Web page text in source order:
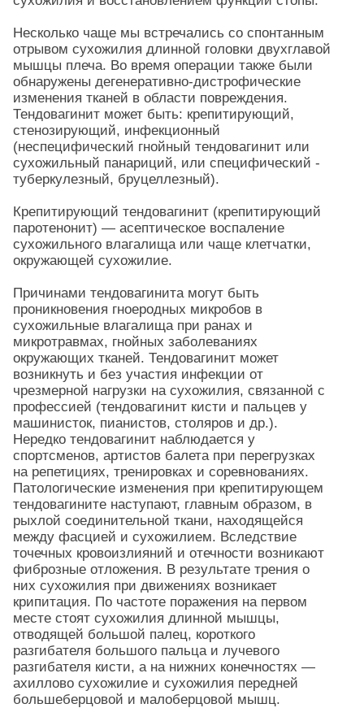
Несколько чаще мы встречались со спонтанным
отрывом сухожилия длинной головки двухглавой
мышцы плеча. Во время операции также были
обнаружены дегенеративно-дистрофические
изменения тканей в области повреждения.
Тендовагинит может быть: крепитирующий,
стенозирующий, инфекционный
(неспецифический гнойный тендовагинит или
сухожильный панариций, или специфический -
туберкулезный, бруцеллезный).
Крепитирующий тендовагинит (крепитирующий
паротенонит) — асептическое воспаление
сухожильного влагалища или чаще клетчатки,
окружающей сухожилие.
Причинами тендовагинита могут быть
проникновения гноеродных микробов в
сухожильные влагалища при ранах и
микротравмах, гнойных заболеваниях
окружающих тканей. Тендовагинит может
возникнуть и без участия инфекции от
чрезмерной нагрузки на сухожилия, связанной с
профессией (тендовагинит кисти и пальцев у
машинисток, пианистов, столяров и др.).
Нередко тендовагинит наблюдается у
спортсменов, артистов балета при перегрузках
на репетициях, тренировках и соревнованиях.
Патологические изменения при крепитирующем
тендовагините наступают, главным образом, в
рыхлой соединительной ткани, находящейся
между фасцией и сухожилием. Вследствие
точечных кровоизлияний и отечности возникают
фиброзные отложения. В результате трения о
них сухожилия при движениях возникает
крипитация. По частоте поражения на первом
месте стоят сухожилия длинной мышцы,
отводящей большой палец, короткого
разгибателя большого пальца и лучевого
разгибателя кисти, а на нижних конечностях —
ахиллово сухожилие и сухожилия передней
большеберцовой и малоберцовой мышц.